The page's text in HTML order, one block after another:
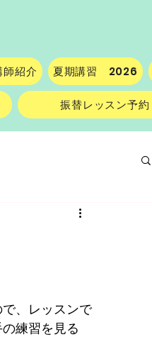
師紹介 夏期講習 2026
振替レッスン予約
、レッスンで
練習を見る